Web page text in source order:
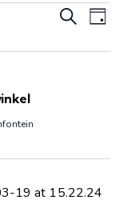
SearchDay